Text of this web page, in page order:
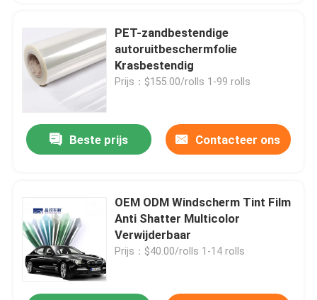
Producten
Videos
PET-zandbestendige
autoruitbeschermfolie
Krasbestendig
Prijs：$155.00/rolls 1-99 rolls
Beste prijs Contacteer ons
OEM ODM Windscherm Tint Film
Anti Shatter Multicolor
Verwijderbaar
Prijs：$40.00/rolls 1-14 rolls